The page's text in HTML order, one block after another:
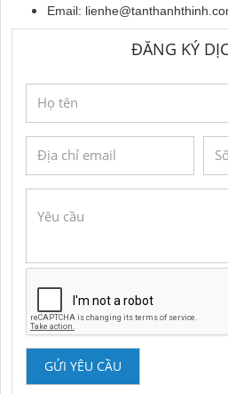
Email:
ĐĂNG KÝ
GỬI YÊU CẦU